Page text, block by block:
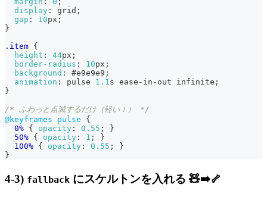
display : grid ;
gap : 10px ;
}
.item {
height : 44px ;
border-radius : 10px ;
background : #e9e9e9 ;
animation : pulse 1.1s ease-in-out infinite ;
}
/* ふわっと点滅するだけ（軽い！） */
@keyframes pulse
{
0% { opacity : 0.55 ;
}
50% { opacity : 1 ;
}
100% { opacity : 0.55 ;
}
}
4-3) fallback にスケルトンを入れる 🧸➡️🦴